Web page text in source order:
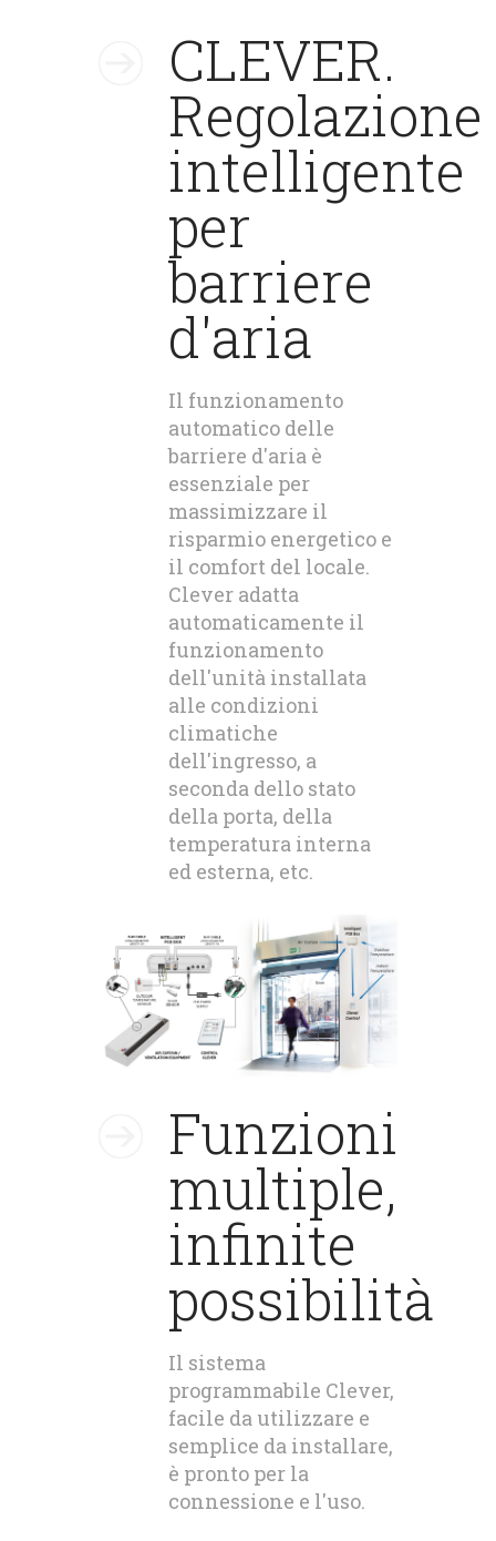
CLEVER.
Regolazione
intelligente
per
barriere
d'aria
Il funzionamento
automatico delle
barriere d'aria è
essenziale per
massimizzare il
risparmio energetico e
il comfort del locale.
Clever adatta
automaticamente il
funzionamento
dell'unità installata
alle condizioni
climatiche
dell'ingresso, a
seconda dello stato
della porta, della
temperatura interna
ed esterna, etc.
Funzioni
multiple,
infinite
possibilità
Il sistema
programmabile Clever,
facile da utilizzare e
semplice da installare,
è pronto per la
connessione e l'uso.